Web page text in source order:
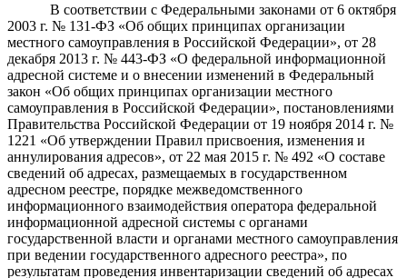
В соответствии с Федеральными законами от 6 октября
2003 г. № 131-ФЗ «Об общих принципах организации
местного самоуправления в Российской Федерации», от 28
декабря 2013 г. № 443-ФЗ «О федеральной информационной
адресной системе и о внесении изменений в Федеральный
закон «Об общих принципах организации местного
самоуправления в Российской Федерации», постановлениями
Правительства Российской Федерации от 19 ноября 2014 г. №
1221 «Об утверждении Правил присвоения, изменения и
аннулирования адресов», от 22 мая 2015 г. № 492 «О составе
сведений об адресах, размещаемых в государственном
адресном реестре, порядке межведомственного
информационного взаимодействия оператора федеральной
информационной адресной системы с органами
государственной власти и органами местного самоуправления
при ведении государственного адресного реестра», по
результатам проведения инвентаризации сведений об адресах